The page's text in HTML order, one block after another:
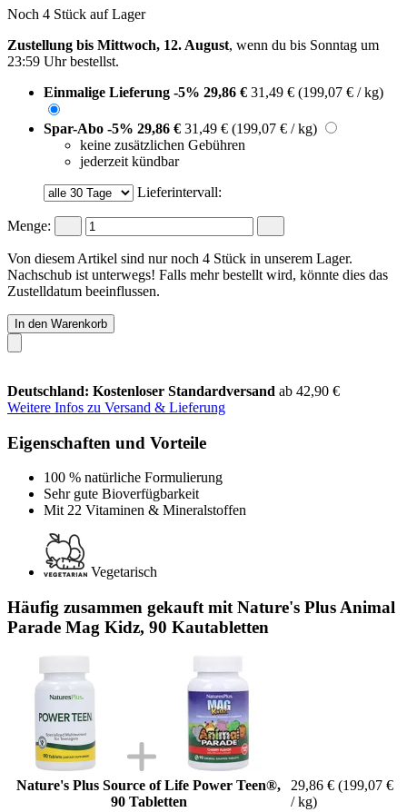
Noch 4 Stück auf Lager
Zustellung bis Mittwoch, 12. August, wenn du bis Sonntag um
23:59 Uhrbestellst.
Einmalige Lieferung -5% 29,86 € 31,49 € (199,07 € / kg)
Spar-Abo -5% 29,86 € 31,49 € (199,07 € / kg)
keine zusätzlichen Gebühren
jederzeit kündbar
Lieferintervall:
Menge:
Von diesem Artikel sind nur noch 4 Stück in unserem Lager.
Nachschub ist unterwegs! Falls mehr bestellt wird, könnte dies das
Zustelldatum beeinflussen.
In den Warenkorb
Deutschland: Kostenloser Standardversand ab 42,90 €
Weitere Infos zu Versand & Lieferung
Eigenschaften und Vorteile
100 % natürliche Formulierung
Sehr gute Bioverfügbarkeit
Mit 22 Vitaminen & Mineralstoffen
Vegetarisch
Häufig zusammen gekauft mit Nature's Plus Animal
Parade Mag Kidz, 90 Kautabletten
Nature's Plus Source of Life Power Teen®,
90 Tabletten
29,86 € (199,07 €
/ kg)